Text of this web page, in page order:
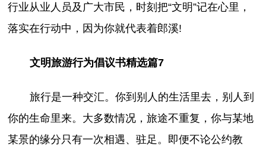
行业从业人员及广大市民，时刻把“文明”记在心里，
落实在行动中，因为你就代表着郎溪!
文明旅游行为倡议书精选篇7
旅行是一种交汇。你到别人的生活里去，别人到
你的生命里来。大多数情况，旅途不重复，你与某地
某景的缘分只有一次相遇、驻足。即便不论公约教